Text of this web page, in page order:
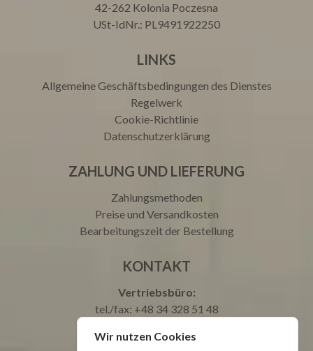
42-262 Kolonia Poczesna
USt-IdNr.: PL9491922250
LINKS
Allgemeine Geschäftsbedingungen des Dienstes
Regelwerk
Cookie-Richtlinie
Datenschutzerklärung
ZAHLUNG UND LIEFERUNG
Zahlungsmethoden
Preise und Versandkosten
Bearbeitungszeit der Bestellung
KONTAKT
Vertriebsbüro:
tel./fax: +48 34 328 51 48
tel.: +48 665 699 599 Natalia
Wir nutzen Cookies